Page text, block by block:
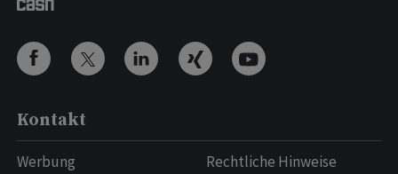
Kontakt
Werbung
Rechtliche Hinweise